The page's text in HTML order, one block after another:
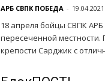
АРБ СВПК ПОБЕДА - 19.04.2021
18 апреля бойцы СВПК
пересеченной местности.
крепости Сарджик с